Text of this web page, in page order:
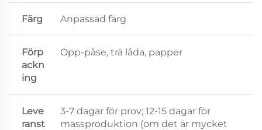
Färg Anpassad färg
Förp
ackn
ing
Opp-påse, trä låda, papper
Leve
ranst
3-7 dagar för prov; 12-15 dagar för
massproduktion (om det är mycket